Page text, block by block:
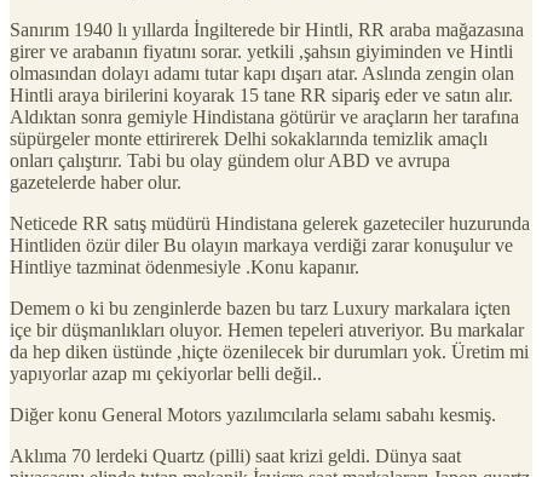
Sanırım 1940 lı yıllarda İngilterede bir Hintli, RR araba mağazasına
girer ve arabanın fiyatını sorar. yetkili ,şahsın giyiminden ve Hintli
olmasından dolayı adamı tutar kapı dışarı atar. Aslında zengin olan
Hintli araya birilerini koyarak 15 tane RR sipariş eder ve satın alır.
Aldıktan sonra gemiyle Hindistana götürür ve araçların her tarafına
süpürgeler monte ettirirerek Delhi sokaklarında temizlik amaçlı
onları çalıştırır. Tabi bu olay gündem olur ABD ve avrupa
gazetelerde haber olur.
Neticede RR satış müdürü Hindistana gelerek gazeteciler huzurunda
Hintliden özür diler Bu olayın markaya verdiği zarar konuşulur ve
Hintliye tazminat ödenmesiyle .Konu kapanır.
Demem o ki bu zenginlerde bazen bu tarz Luxury markalara içten
içe bir düşmanlıkları oluyor. Hemen tepeleri atıveriyor. Bu markalar
da hep diken üstünde ,hiçte özenilecek bir durumları yok. Üretim mi
yapıyorlar azap mı çekiyorlar belli değil..
Diğer konu General Motors yazılımcılarla selamı sabahı kesmiş.
Aklıma 70 lerdeki Quartz (pilli) saat krizi geldi. Dünya saat